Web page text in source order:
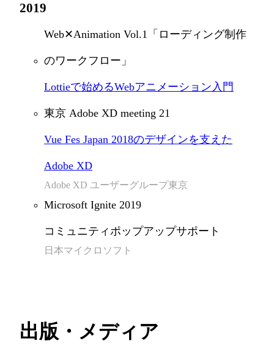
2019
Web✕Animation Vol.1「ローディング制作
のワークフロー」
Lottieで始めるWebアニメーション入門
東京 Adobe XD meeting 21
Vue Fes Japan 2018のデザインを支えた
Adobe XD
Adobe XD ユーザーグループ東京
Microsoft Ignite 2019
コミュニティポップアップサポート
日本マイクロソフト
出版・メディア